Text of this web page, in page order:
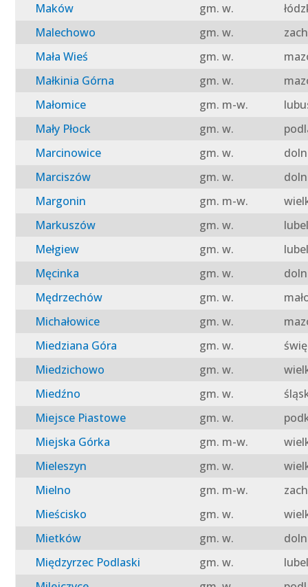
Maków
gm. w.
Malechowo
gm. w.
Mała Wieś
gm. w.
Małkinia Górna
gm. w.
Małomice
gm. m-w.
Mały Płock
gm. w.
Marcinowice
gm. w.
Marciszów
gm. w.
Margonin
gm. m-w.
Markuszów
gm. w.
Mełgiew
gm. w.
Męcinka
gm. w.
Mędrzechów
gm. w.
Michałowice
gm. w.
Miedziana Góra
gm. w.
Miedzichowo
gm. w.
Miedźno
gm. w.
Miejsce Piastowe
gm. w.
Miejska Górka
gm. m-w.
Mieleszyn
gm. w.
Mielno
gm. m-w.
Mieścisko
gm. w.
Mietków
gm. w.
Międzyrzec Podlaski
gm. w.